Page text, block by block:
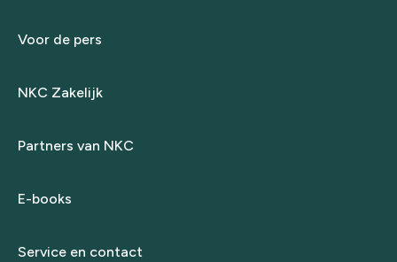
Voor de pers
NKC Zakelijk
Partners van NKC
E-books
Service en contact